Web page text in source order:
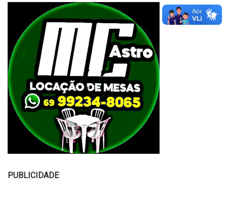
PUBLICIDADE